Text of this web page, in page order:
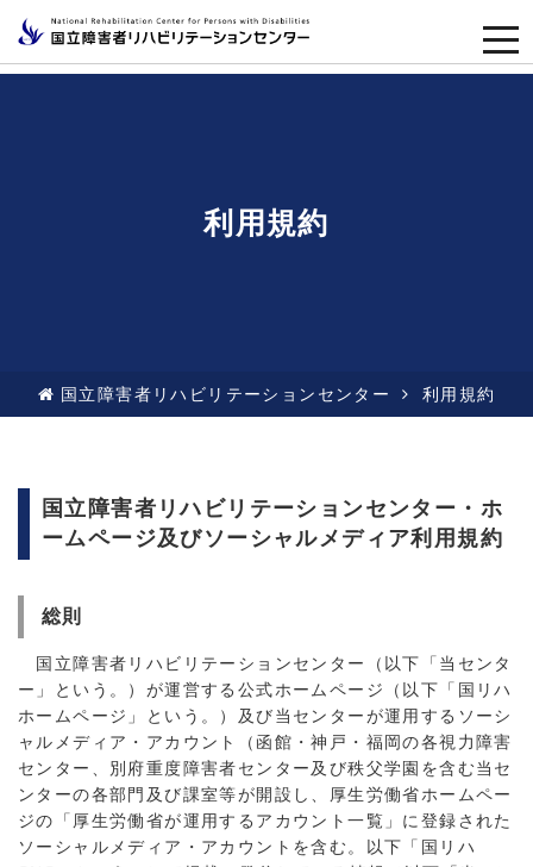
利用規約
国立障害者リハビリテーションセンター 利用規約
国立障害者リハビリテーションセンター・ホ
ームページ及びソーシャルメディア利用規約
総則
国立障害者リハビリテーションセンター（以下「当センタ
ー」という。）が運営する公式ホームページ（以下「国リハ
ホームページ」という。）及び当センターが運用するソーシ
ャルメディア・アカウント（函館・神戸・福岡の各視力障害
センター、別府重度障害者センター及び秩父学園を含む当セ
ンターの各部門及び課室等が開設し、厚生労働省ホームペー
ジの「厚生労働省が運用するアカウント一覧」に登録された
ソーシャルメディア・アカウントを含む。以下「国リハ